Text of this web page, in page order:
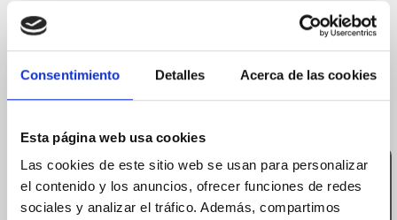
Consentimiento Detalles Acerca de las cookies
Esta página web usa cookies
Las cookies de este sitio web se usan para personalizar
el contenido y los anuncios, ofrecer funciones de redes
sociales y analizar el tráfico. Además, compartimos